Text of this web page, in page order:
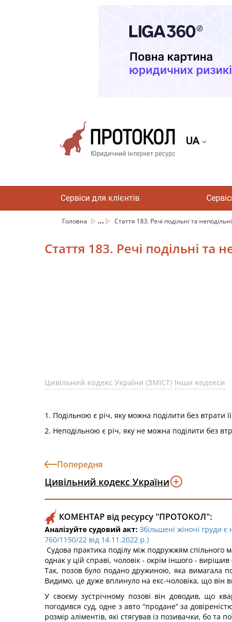
UA
Сервіси для клієнтів
Головна ... Стаття 183. Речі подільні та неподільні
Стаття 183. Речі подільні та
Цивільний кодекс України (ЗМІСТ) Інши кодекси
1. Подільною є річ, яку можна поділити без втрати
2. Неподільною є річ, яку не можна поділити без
Попередня
Цивільний кодекс України
КОМЕНТАР від ресурсу "ПРОТОКОЛ":
Аналізуйте судовий акт: Збільшені жіночі груди
760/1150/22 від 14.11.2022 р.)
Судова практика поділу між подружжям спільного
однак у цій справі, чоловік - окрім іншого -
Так, позов було подано дружиною, яка вимагала
Видимо, це дуже вплинуло на екс-чоловіка, що він
У своєму зустрічному позові він доводив, що
погодився суд, одне з авто “продане” за
розмір аліментів, які стягував із позивачки, бо та